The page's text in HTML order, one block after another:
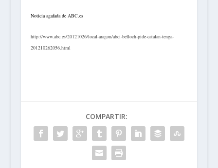
Noticia agafada de ABC.es
http://www.abc.es/20121026/local-aragon/abci-belloch-pide-catalan-tenga-
201210262056.html
COMPARTIR: